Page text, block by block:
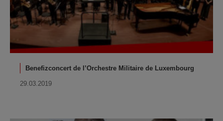
Benefizconcert de l’Orchestre Militaire de Luxembourg
29.03.2019